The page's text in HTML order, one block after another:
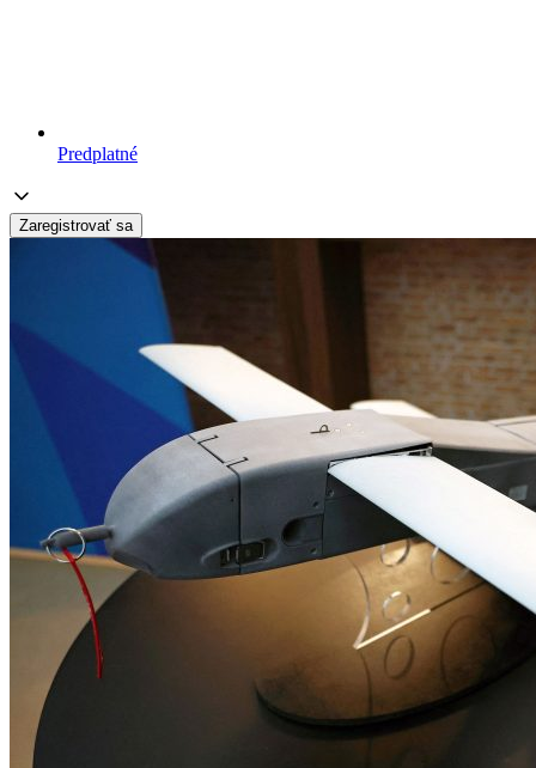
Predplatné
Zaregistrovať sa